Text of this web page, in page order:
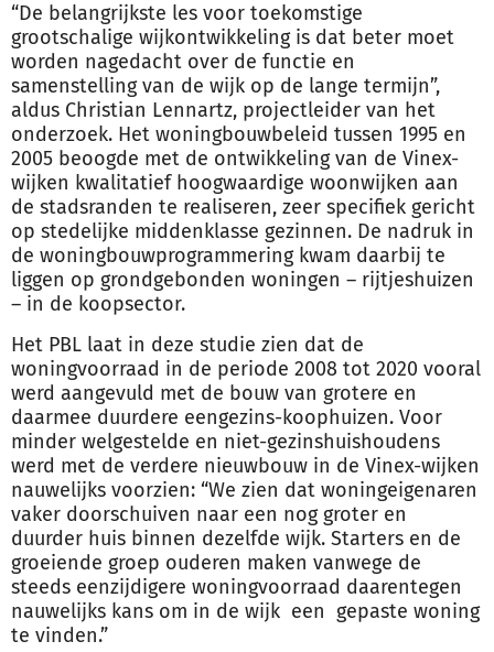
“De belangrijkste les voor toekomstige
grootschalige wijkontwikkeling is dat beter moet
worden nagedacht over de functie en
samenstelling van de wijk op de lange termijn”,
aldus Christian Lennartz, projectleider van het
onderzoek. Het woningbouwbeleid tussen 1995 en
2005 beoogde met de ontwikkeling van de Vinex-
wijken kwalitatief hoogwaardige woonwijken aan
de stadsranden te realiseren, zeer specifiek gericht
op stedelijke middenklasse gezinnen. De nadruk in
de woningbouwprogrammering kwam daarbij te
liggen op grondgebonden woningen – rijtjeshuizen
– in de koopsector.
Het PBL laat in deze studie zien dat de
woningvoorraad in de periode 2008 tot 2020 vooral
werd aangevuld met de bouw van grotere en
daarmee duurdere eengezins-koophuizen. Voor
minder welgestelde en niet-gezinshuishoudens
werd met de verdere nieuwbouw in de Vinex-wijken
nauwelijks voorzien: “We zien dat woningeigenaren
vaker doorschuiven naar een nog groter en
duurder huis binnen dezelfde wijk. Starters en de
groeiende groep ouderen maken vanwege de
steeds eenzijdigere woningvoorraad daarentegen
nauwelijks kans om in de wijk een gepaste woning
te vinden.”